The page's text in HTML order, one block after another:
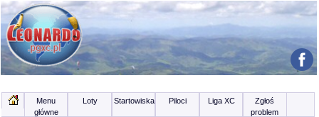
Menu
główne
Loty Startowiska Piloci Liga XC
Zgłoś
problem